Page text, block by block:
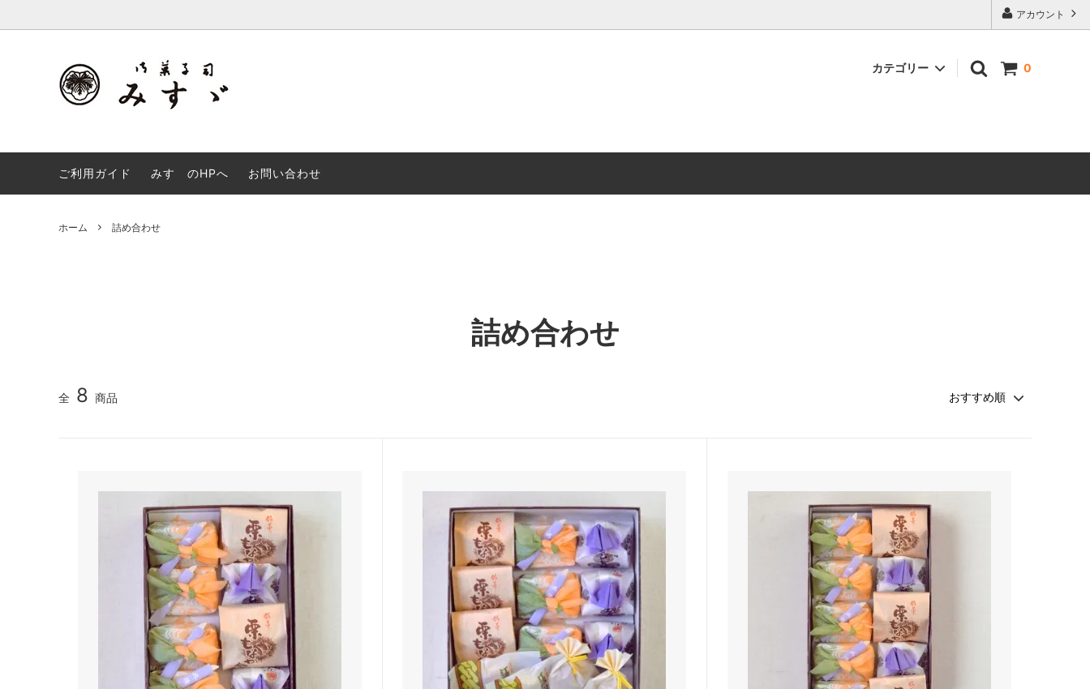
アカウント
0
カテゴリー
栗もなか 詰め合わせ＜冷凍便＞ 詰め合わせ 相撲どら焼き
ご利用ガイド みすゞのHPへ お問い合わせ
ホーム 詰め合わせ
詰め合わせ
全 8 商品